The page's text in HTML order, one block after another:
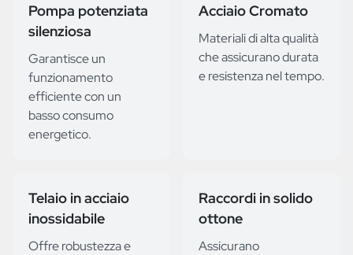
Pompa potenziata
silenziosa
Garantisce un
funzionamento
efficiente con un
basso consumo
energetico.
Acciaio Cromato
Materiali di alta qualità
che assicurano durata
e resistenza nel tempo.
Telaio in acciaio
inossidabile
Offre robustezza e
Raccordi in solido
ottone
Assicurano